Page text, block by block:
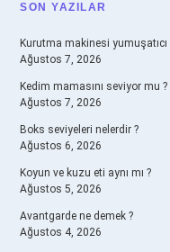
SIDEBAR
SON YAZILAR
Kurutma makinesi
Ağustos 7, 2026
Kedim mamasını seviyor mu ?
Ağustos 7, 2026
Boks seviyeleri nelerdir ?
Ağustos 6, 2026
Koyun ve kuzu eti aynı mı ?
Ağustos 5, 2026
Avantgarde ne demek ?
Ağustos 4, 2026